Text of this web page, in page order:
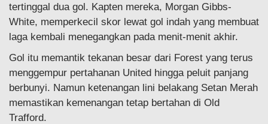
tertinggal dua gol. Kapten mereka, Morgan Gibbs-
White, memperkecil skor lewat gol indah yang membuat
laga kembali menegangkan pada menit-menit akhir.
Gol itu memantik tekanan besar dari Forest yang terus
menggempur pertahanan United hingga peluit panjang
berbunyi. Namun ketenangan lini belakang Setan Merah
memastikan kemenangan tetap bertahan di Old
Trafford.